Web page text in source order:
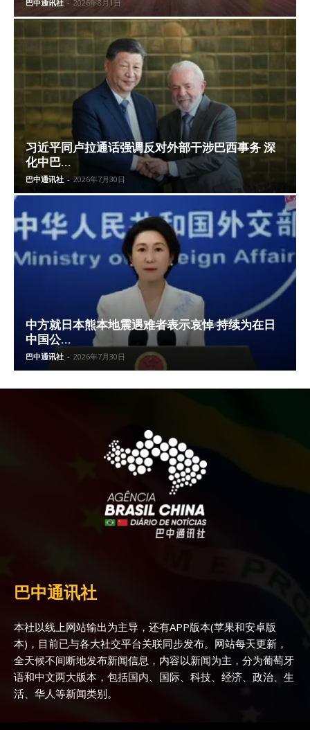
巴中通讯社 - 2026年8月1日
习近平同卢拉通话强调反对外部干涉巴西事务 深
化中巴...
巴中通讯社 - 2026年7月30日
中方就日本熊本地震遇难者表示哀悼 持续为在日
中国公...
巴中通讯社 - 2026年7月30日
巴中通讯社
本社以线上网站输出为主导，还有APP版本(苹果和安卓版
本)，目前已与各大社交平台关联同步发布。网站每天更新，
全天候不间断地发布新闻信息，内容以新闻为主，分为葡萄牙
语和中文两大版本，包括国内、国际、科技、经济、政治、生
活、华人等新闻类别。